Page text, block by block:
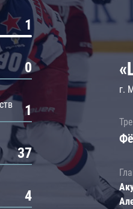
1
0
1
37
4
г.